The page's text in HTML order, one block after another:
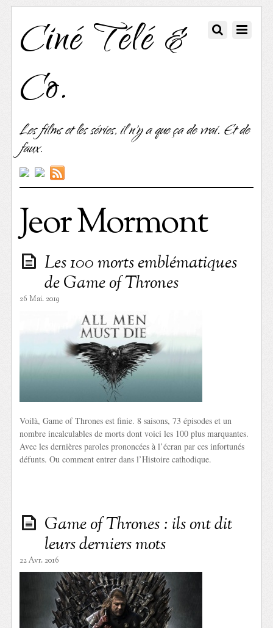
Ciné Télé &
Co.
Les films et les séries, il n'y a que ça de vrai. Et de
faux.
Jeor Mormont
Les 100 morts emblématiques
de Game of Thrones
26 Mai. 2019
Voilà, Game of Thrones est finie. 8 saisons, 73 épisodes et un
nombre incalculables de morts dont voici les 100 plus marquantes.
Avec les dernières paroles prononcées à l’écran par ces infortunés
défunts. Ou comment entrer dans l’Histoire cathodique.
Game of Thrones : ils ont dit
leurs derniers mots
22 Avr. 2016